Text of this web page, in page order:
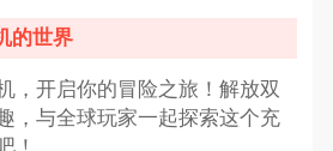
的世界
，开启你的冒险之旅！解放双
，与全球玩家一起探索这个充
！